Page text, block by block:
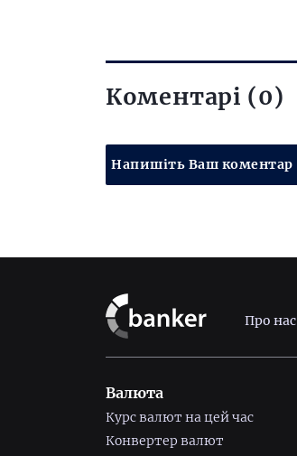
Коментарі (0)
Напишіть Ваш коментар
Про нас
Валюта
Курс валют на цей час
Конвертер валют